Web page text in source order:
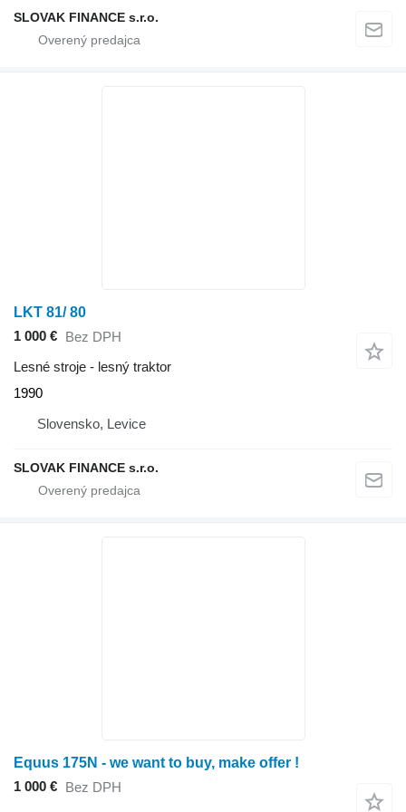
SLOVAK FINANCE s.r.o.
LKT 81/ 80
1 000 € Bez DPH
Lesné stroje - lesný traktor
1990
Slovensko, Levice
SLOVAK FINANCE s.r.o.
Equus 175N - we want to buy, make offer !
1 000 € Bez DPH